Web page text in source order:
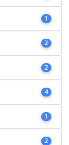
1
2
2
4
1
2